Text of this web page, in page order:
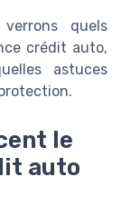
quels
crédit auto,
astuces
le
auto